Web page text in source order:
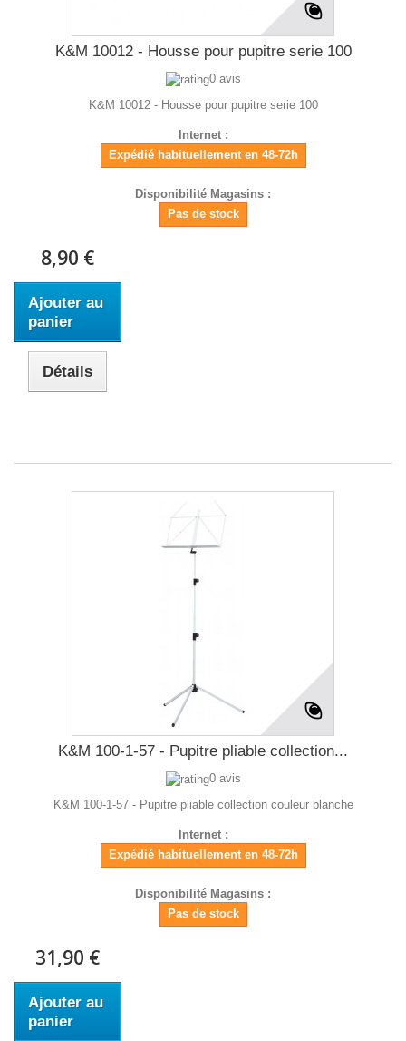
K&M 10012 - Housse pour pupitre serie 100
0 avis
K&M 10012 - Housse pour pupitre serie 100
Internet :
Expédié habituellement en 48-72h
Disponibilité Magasins :
Pas de stock
8,90 €
Ajouter au
panier
Détails
K&M 100-1-57 - Pupitre pliable collection...
0 avis
K&M 100-1-57 - Pupitre pliable collection couleur blanche
Internet :
Expédié habituellement en 48-72h
Disponibilité Magasins :
Pas de stock
31,90 €
Ajouter au
panier